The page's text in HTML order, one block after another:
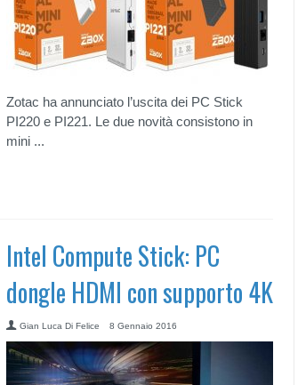
Zotac ha annunciato l’uscita dei PC Stick
PI220 e PI221. Le due novità consistono in
mini ...
Intel Compute Stick: PC
dongle HDMI con supporto 4K
Gian Luca Di Felice 8 Gennaio 2016